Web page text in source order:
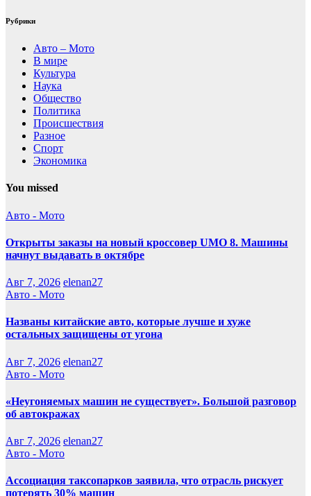
Рубрики
Авто – Мото
В мире
Культура
Наука
Общество
Политика
Происшествия
Разное
Спорт
Экономика
You missed
Авто - Мото
Открыты заказы на новый кроссовер UMO 8. Машины
начнут выдавать в октябре
Авг 7, 2026 elenan27
Авто - Мото
Названы китайские авто, которые лучше и хуже
остальных защищены от угона
Авг 7, 2026 elenan27
Авто - Мото
«Неугоняемых машин не существует». Большой разговор
об автокражах
Авг 7, 2026 elenan27
Авто - Мото
Ассоциация таксопарков заявила, что отрасль рискует
потерять 30% машин